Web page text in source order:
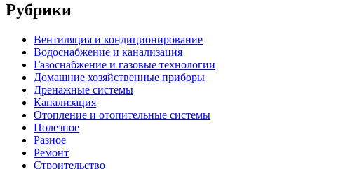
Рубрики
Вентиляция и кондиционирование
Водоснабжение и канализация
Газоснабжение и газовые технологии
Домашние хозяйственные приборы
Дренажные системы
Канализация
Отопление и отопительные системы
Полезное
Разное
Ремонт
Строительство